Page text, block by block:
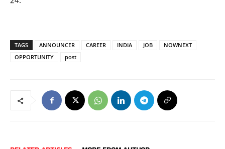
TAGS ANNOUNCER CAREER INDIA JOB
NOWNEXT
OPPORTUNITY
post